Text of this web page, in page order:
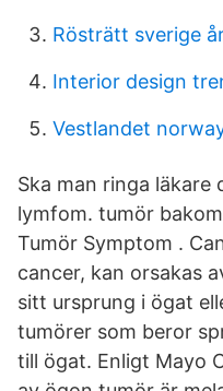
Rösträtt sverige
Interior design
Vestlandet
Ska man ringa läkare
lymfom. tumör
Tumör Symptom .
cancer, kan orsakas
sitt ursprung i ögat
tumörer som beror
till ögat. Enligt Mayo